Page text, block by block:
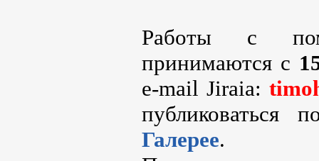
Работы с
принимаются с
e-mail Jiraia:
Галерее.